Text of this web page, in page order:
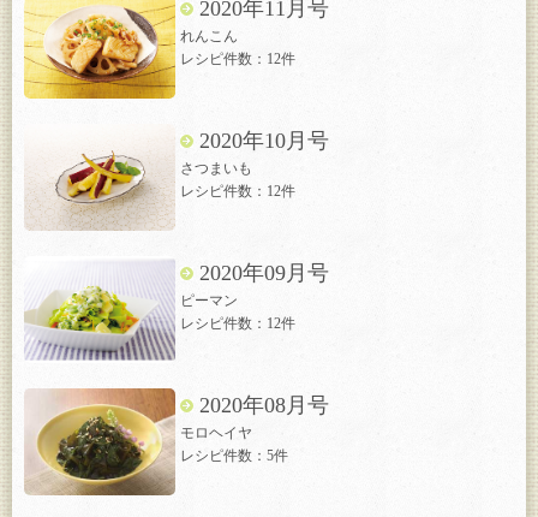
2020年11月号
れんこん
レシピ件数：12件
2020年10月号
さつまいも
レシピ件数：12件
2020年09月号
ピーマン
レシピ件数：12件
2020年08月号
モロヘイヤ
レシピ件数：5件